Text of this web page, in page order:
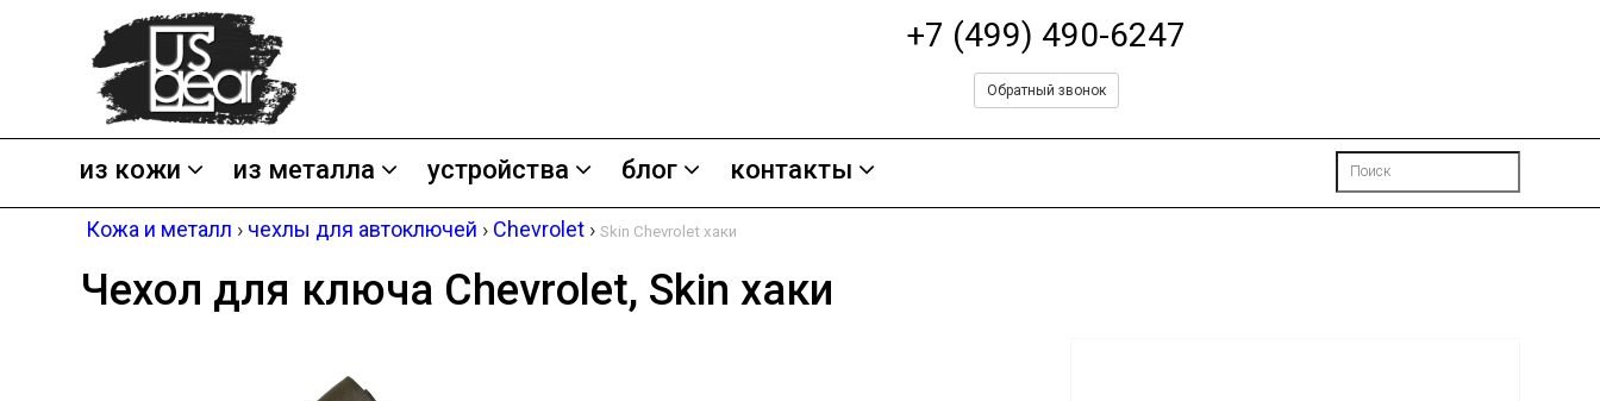
+7 (499) 490-6247
Обратный звонок
из кожи из металла устройства блог контакты
Кожа и металл › чехлы для автоключей › Chevrolet ›Skin Chevrolet хаки
Чехол для ключа Chevrolet, Skin хаки